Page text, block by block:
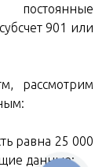
901 или
рассмотрим
равна 25 000
данные: